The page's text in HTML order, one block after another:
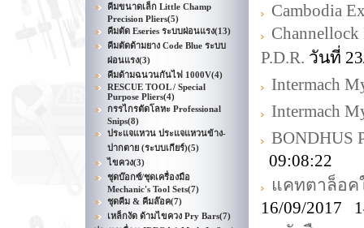
คีมขนาดเล็ก Little Champ
Precision Pliers(5)
คีมตัด Eseries ระบบผ่อนแรง(13)
คีมตัดด้ามยาง Code Blue ระบบ
ผ่อนแรง(3)
คีมด้ามฉนวนกันไฟ 1000V(4)
RESCUE TOOL / Special
Purpose Pliers(4)
กรรไกรตัดโลหะ Professional
Snips(8)
ประแจแหวน ประแจแหวนข้าง-
ปากตาย (ระบบเกียร์)(5)
ไขควง(3)
ชุดบ๊อกซ์/ชุดเครื่องมือ
Mechanic's Tool Sets(7)
ชุดคีม & คีมล๊อค(7)
เหล็กงัด ด้ามไขควง Pry Bars(7)
Cambodia
P.D.R. วันที่
Intermach
Intermach
BONDHUS
09:08:22
แคทตาล็อค
16/09/2017